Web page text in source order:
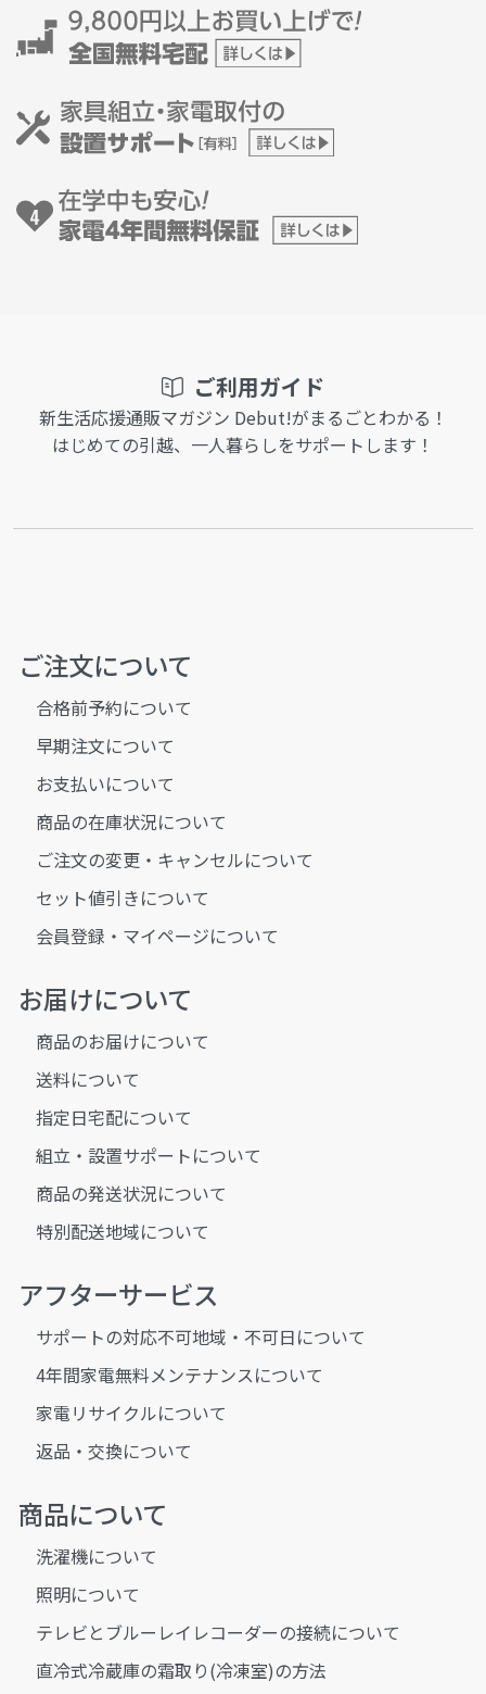
ご利用ガイド
新生活応援通販マガジン Debut!がまるごとわかる！
はじめての引越、一人暮らしをサポートします！
ご注文について
合格前予約について
早期注文について
お支払いについて
商品の在庫状況について
ご注文の変更・キャンセルについて
セット値引きについて
会員登録・マイページについて
お届けについて
商品のお届けについて
送料について
指定日宅配について
組立・設置サポートについて
商品の発送状況について
特別配送地域について
アフターサービス
サポートの対応不可地域・不可日について
4年間家電無料メンテナンスについて
家電リサイクルについて
返品・交換について
商品について
洗濯機について
照明について
テレビとブルーレイレコーダーの接続について
直冷式冷蔵庫の霜取り(冷凍室)の方法